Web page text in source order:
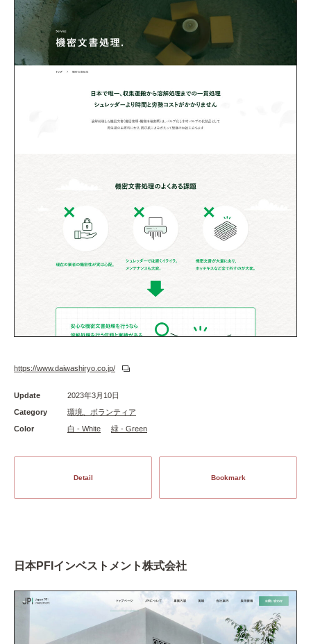
https://www.daiwashiryo.co.jp/
Update
2023年3月10日
Category
環境、ボランティア
Color
白 - White 緑 - Green
Detail Bookmark
日本PFIインベストメント株式会社